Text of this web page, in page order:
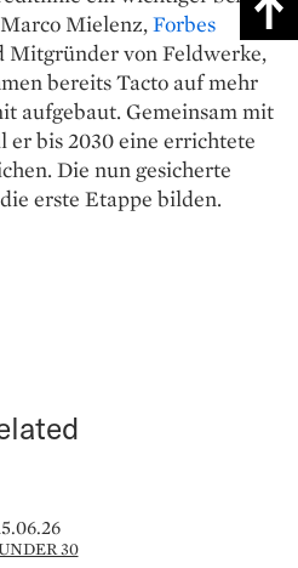
Mielenz,Forbes
Mitgründer von Feldwerke,
bereits Tacto auf mehr
aufgebaut. Gemeinsam mit
er bis 2030 eine errichtete
Die nun gesicherte
erste Etappe bilden.
30